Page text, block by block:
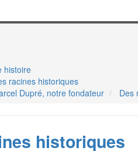
histoire
racines historiques
Dupré, notre fondateur
Des
historiques